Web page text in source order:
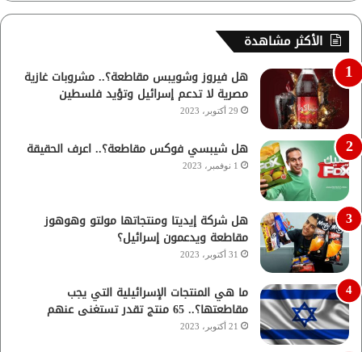
الأكثر مشاهدة
هل فيروز وشويبس مقاطعة؟.. مشروبات غازية
مصرية لا تدعم إسرائيل وتؤيد فلسطين
29 أكتوبر، 2023
هل شيبسي فوكس مقاطعة؟.. اعرف الحقيقة
1 نوفمبر، 2023
هل شركة إيديتا ومنتجاتها مولتو وهوهوز
مقاطعة ويدعمون إسرائيل؟
31 أكتوبر، 2023
ما هي المنتجات الإسرائيلية التي يجب
مقاطعتها؟.. 65 منتج تقدر تستغنى عنهم
21 أكتوبر، 2023